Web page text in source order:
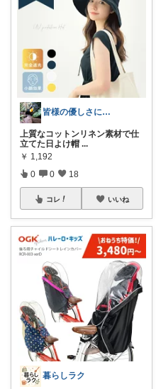
皆様の優しさに感謝です✨happyミルク
上質なコットンリネン素材で仕
立てた日よけ帽 ...
￥ 1,192
0 0 18
コレ いいね
暮らしラク